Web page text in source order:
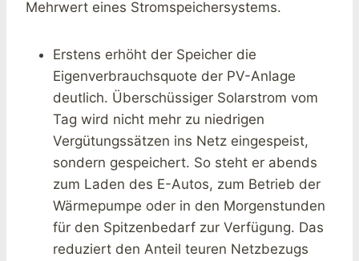
Mehrwert eines Stromspeichersystems.
Erstens erhöht der Speicher die
Eigenverbrauchsquote der PV-Anlage
deutlich. Überschüssiger Solarstrom vom
Tag wird nicht mehr zu niedrigen
Vergütungssätzen ins Netz eingespeist,
sondern gespeichert. So steht er abends
zum Laden des E-Autos, zum Betrieb der
Wärmepumpe oder in den Morgenstunden
für den Spitzenbedarf zur Verfügung. Das
reduziert den Anteil teuren Netzbezugs